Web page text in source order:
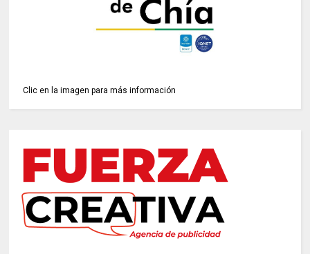
Clic en la imagen para más información